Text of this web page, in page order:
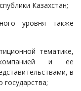
Казахстан;
уровня также
тематике,
компанией и ее
в